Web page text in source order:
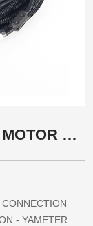
MODROL ENCODED SERVO MOTOR CONNECTION CABLE HARNESS CUSTOMIZATION - YAMETER MANUFACTURER
- YAMETER